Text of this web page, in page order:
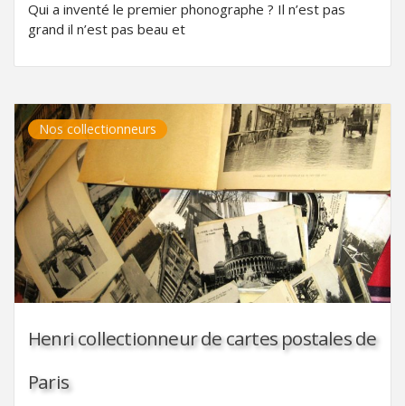
Qui a inventé le premier phonographe ? Il n’est pas
grand il n’est pas beau et
Nos collectionneurs
Henri collectionneur de cartes postales de
Paris